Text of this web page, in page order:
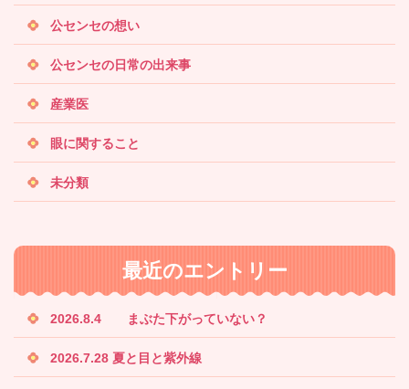
公センセの想い
公センセの日常の出来事
産業医
眼に関すること
未分類
最近のエントリー
2026.8.4 まぶた下がっていない？
2026.7.28 夏と目と紫外線